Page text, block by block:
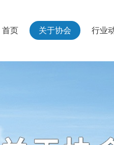
首页 关于协会 行业